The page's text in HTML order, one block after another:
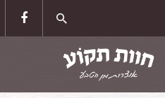
content